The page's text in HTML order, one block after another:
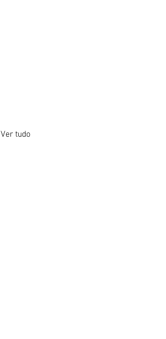
Ver tudo